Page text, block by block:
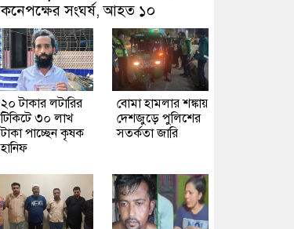
কনেপক্ষের সংঘর্ষ, আহত ১০
২০ টাকার লটারির
টিকিটে ৩০ লাখ
টাকা পাচ্ছেন কৃষক
হানিফ
বোমা হামলার শঙ্কায়
দেশজুড়ে পুলিশের
সতর্কতা জারি